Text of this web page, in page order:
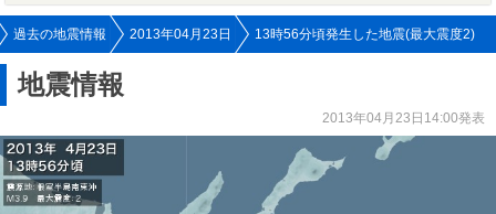
過去の地震情報 2013年04月23日 13時56分頃発生した地震(最大震度2)
地震情報
2013年04月23日14:00発表